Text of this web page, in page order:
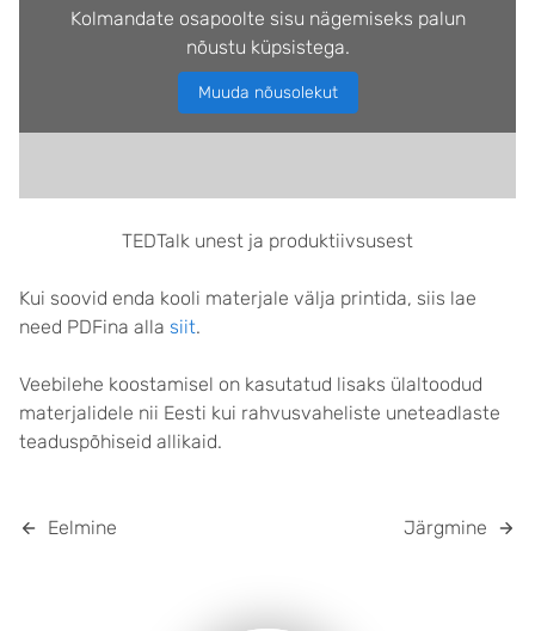
Kolmandate osapoolte sisu nägemiseks palun
nõustu küpsistega.
Muuda nõusolekut
TEDTalk unest ja produktiivsusest
Kui soovid enda kooli materjale välja printida, siis lae
need PDFina alla siit.
Veebilehe koostamisel on kasutatud lisaks ülaltoodud
materjalidele nii Eesti kui rahvusvaheliste uneteadlaste
teaduspõhiseid allikaid.
Eelmine Järgmine